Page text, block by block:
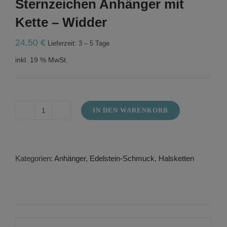
Sternzeichen Anhänger mit
Kette – Widder
24,50 € Lieferzeit: 3 – 5 Tage
inkl. 19 % MwSt.
Sternzeichen
-
IN DEN WARENKORB
Kategorien: Anhänger, Edelstein-Schmuck, Halsketten